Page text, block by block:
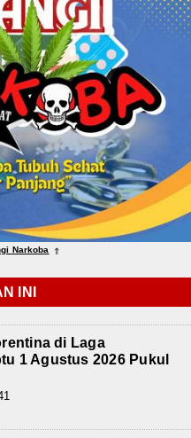
Narkoba ⇑
INI
di Laga
1 Agustus 2026 Pukul